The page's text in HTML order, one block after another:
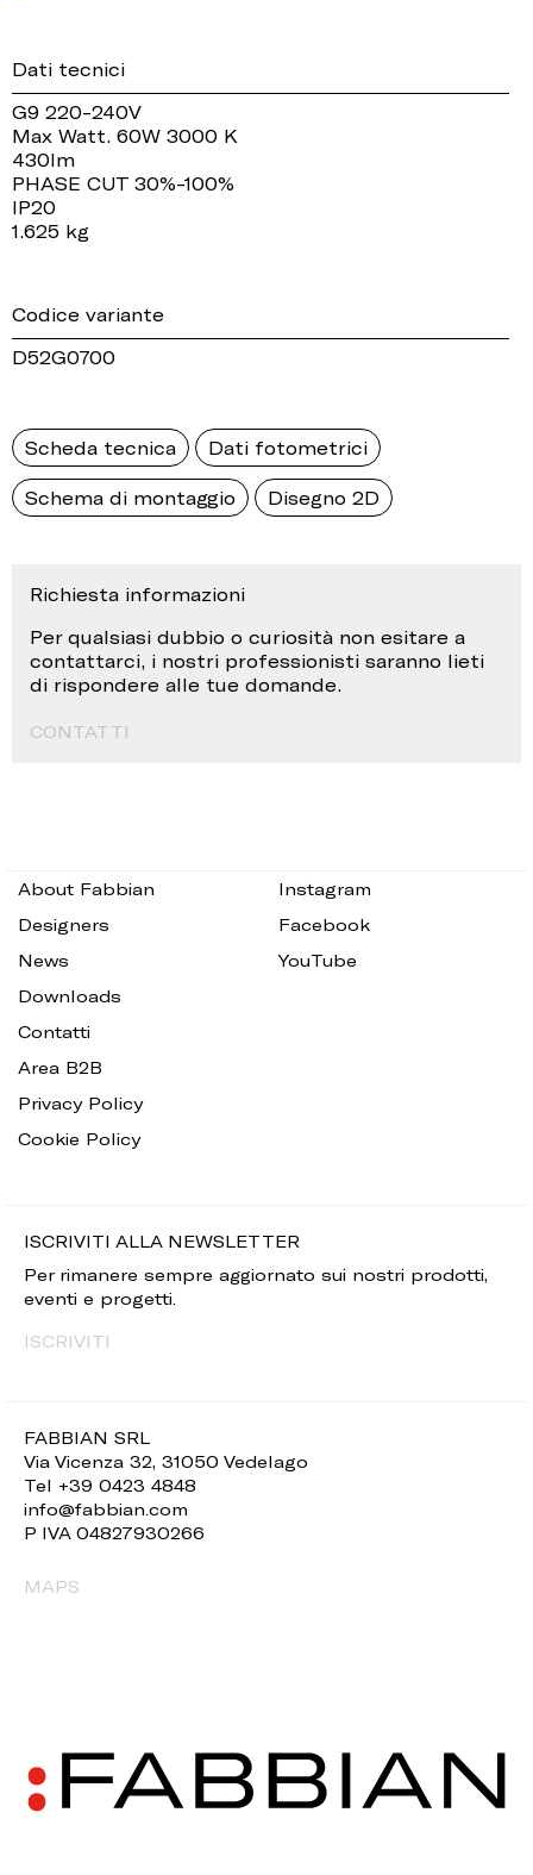
Dati tecnici
G9 220-240V
Max Watt. 60W 3000 K
430lm
PHASE CUT 30%-100%
IP20
1.625 kg
Codice variante
D52G0700
Scheda tecnica Dati fotometrici
Schema di montaggio Disegno 2D
Richiesta informazioni
Per qualsiasi dubbio o curiosità non esitare a
contattarci, i nostri professionisti saranno lieti
di rispondere alle tue domande.
CONTATTI
FABBIAN SRL
Via Vicenza 32, 31050 Vedelago
Tel +39 0423 4848
info@fabbian.com
P IVA 04827930266
MAPS
About Fabbian
Designers
News
Downloads
Contatti
Area B2B
Privacy Policy
Cookie Policy
Instagram
Facebook
YouTube
ISCRIVITI ALLA NEWSLETTER
Per rimanere sempre aggiornato sui nostri prodotti,
eventi e progetti.
ISCRIVITI